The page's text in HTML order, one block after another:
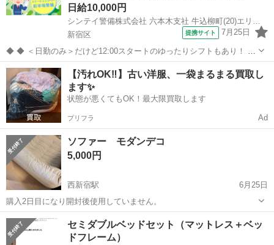
日給10,000円
新宿区
提携サイト 7月25日
◆ ◆ ＜日勤のみ＞だけど12:00スタートのゆったりシフトもあり！ 4
パターンのシフトがあるから ライフスタイルに合わせて働ける♪ 虎ノ
門ヒルズ駅直結だから 雨でも濡れずに通勤できますよ！ ＼未経験スタ
ートでも大歓迎...
東京 新宿区 警備員
【汚れOK‼️】古い洋服、一袋まるまる買取し
ます✨
状態が悪くてもOK！最大限買取します
プリフラ Ad
ソファー モダンデコ
5,000円
西新宿駅
6月25日
購入2日目になり開封後使用していません。
東京 新宿区 西新宿駅 寝具
セミダブルベッドセット（マットレス＋ベッ
ドフレーム）